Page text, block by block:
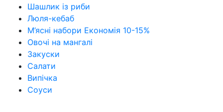
Шашлик із риби
Люля-кебаб
М’ясні набори Економія 10-15%
Овочі на мангалі
Закуски
Салати
Випічка
Соуси